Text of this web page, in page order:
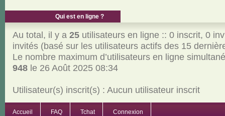
Qui est en ligne ?
Au total, il y a 25utilisateurs en ligne :: 0 inscrit, 0
invités (basé sur les utilisateurs actifs des 15
Le nombre maximum d’utilisateurs en ligne
948le 26 Août 2025 08:34
Utilisateur(s) inscrit(s) : Aucun utilisateur inscrit
Accueil FAQ Tchat Connexion